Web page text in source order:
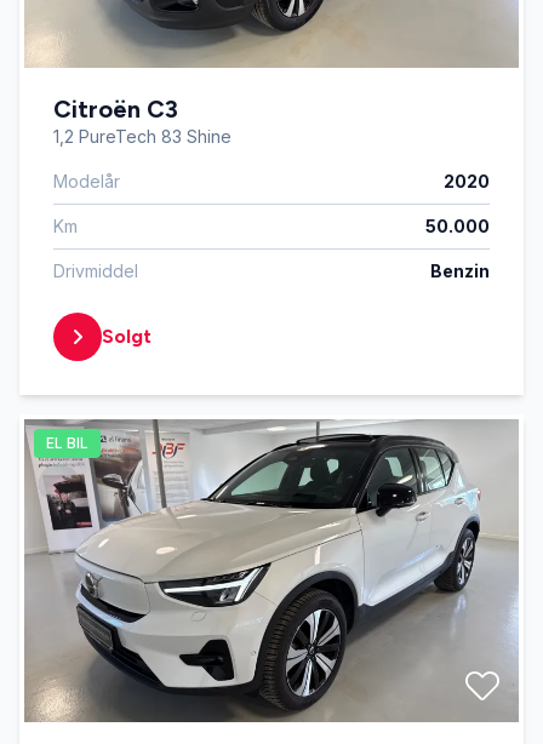
Citroën C3
1,2 PureTech 83 Shine
Modelår 2020
Km 50.000
Drivmiddel Benzin
Solgt
EL BIL